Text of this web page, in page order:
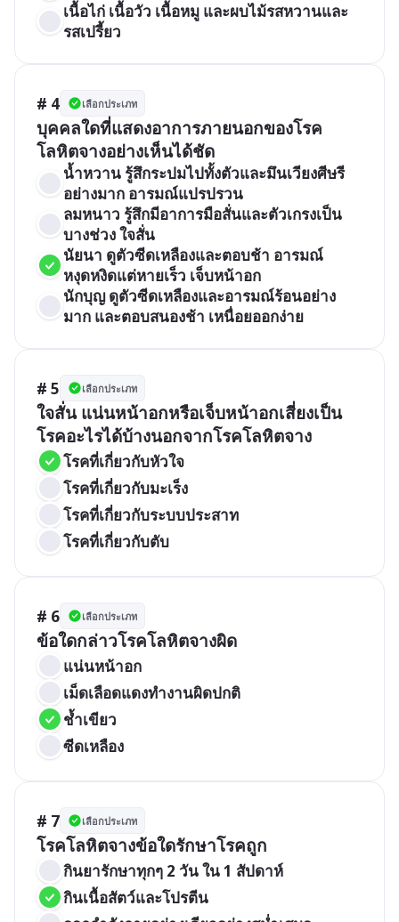
เนื้อไก่ เนื้อวัว เนื้อหมู และผบไม้รสหวานและ
รสเปรี้ยว
# 4 เลือกประเภท
บุคคลใดที่แสดงอาการภายนอกของโรค
โลหิตจางอย่างเห็นได้ชัด
น้ำหวาน รู้สึกระปมไปทั้งตัวและมึนเวียงศีษรี
อย่างมาก อารมณ์แปรปรวน
ลมหนาว รู้สึกมีอาการมือสั่นและตัวเกรงเป็น
บางช่วง ใจสั่น
นัยนา ดูตัวซีดเหลืองและตอบช้า อารมณ์
หงุดหงิดแต่หายเร็ว เจ็บหน้าอก
นักบุญ ดูตัวซีดเหลืองและอารมณ์ร้อนอย่าง
มาก และตอบสนองช้า เหนื่อยออกง่าย
# 5 เลือกประเภท
ใจสั่น แน่นหน้าอกหรือเจ็บหน้าอกเสี่ยงเป็น
โรคอะไรได้บ้างนอกจากโรคโลหิตจาง
โรคที่เกี่ยวกับหัวใจ
โรคที่เกี่ยวกับมะเร็ง
โรคที่เกี่ยวกับระบบประสาท
โรคที่เกี่ยวกับตับ
# 6 เลือกประเภท
ข้อใดกล่าวโรคโลหิตจางผิด
แน่นหน้าอก
เม็ดเลือดแดงทำงานผิดปกติ
ช้ำเขียว
ซีดเหลือง
# 7 เลือกประเภท
โรคโลหิตจางข้อใดรักษาโรคถูก
กินยารักษาทุกๆ 2 วัน ใน 1 สัปดาห์
กินเนื้อสัตว์และโปรตีน